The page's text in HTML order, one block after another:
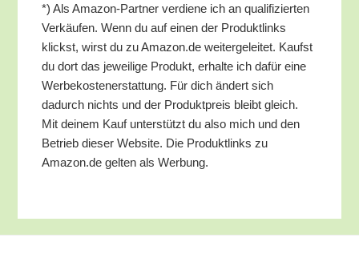
*) Als Ama­zon-Part­ner ver­die­ne ich an qua­li­fi­zier­ten
Ver­käu­fen. Wenn du auf einen der Pro­dukt­links
klickst, wirst du zu Amazon.de wei­ter­ge­lei­tet. Kaufst
du dort das jewei­li­ge Pro­dukt, erhal­te ich dafür eine
Wer­be­kos­ten­er­stat­tung. Für dich ändert sich
dadurch nichts und der Pro­dukt­preis bleibt gleich.
Mit dei­nem Kauf unter­stützt du also mich und den
Betrieb die­ser Web­site. Die Pro­dukt­links zu
Amazon.de gel­ten als Werbung.